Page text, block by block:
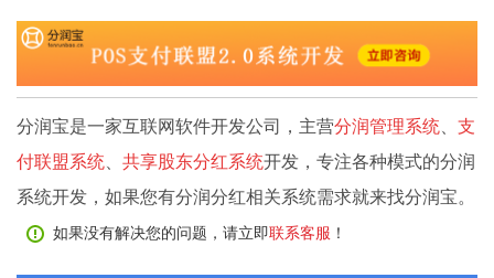
分润宝是一家互联网软件开发公司，主营分润管理系统
支
付联盟系统
共享股东分红系统开发，专注各种模式的分润
系统开发，如果您有分润分红相关系统需求就来找分润宝。
如果没有解决您的问题，请立即联系客服 ！